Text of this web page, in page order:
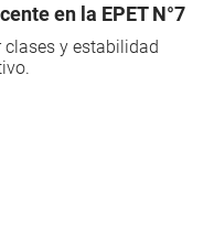
en la EPET N°7
y estabilidad